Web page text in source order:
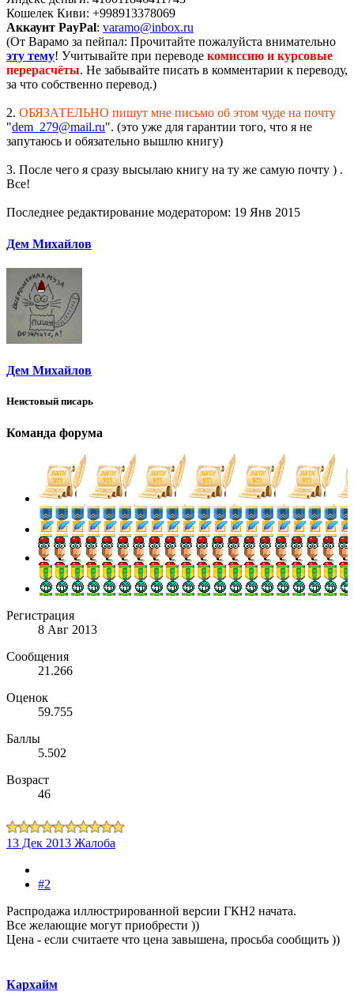
Кошелек Киви: +998913378069
Аккаунт PayPal: varamo@inbox.ru
(От Варамо за пейпал: Прочитайте пожалуйста внимательно
эту тему! Учитывайте при переводе комиссию и курсовые
перерасчёты. Не забывайте писать в комментарии к переводу,
за что собственно перевод.)
2. ОБЯЗАТЕЛЬНО пишут мне письмо об этом чуде на почту
"dem_279@mail.ru". (это уже для гарантии того, что я не
запутаюсь и обязательно вышлю книгу)
3. После чего я сразу высылаю книгу на ту же самую почту ) .
Все!
Последнее редактирование модератором: 19 Янв 2015
Дем Михайлов
Дем Михайлов
Неистовый писарь
Команда форума
Регистрация
8 Авг 2013
Сообщения
21.266
Оценок
59.755
Баллы
5.502
Возраст
46
13 Дек 2013 Жалоба
#2
Распродажа иллюстрированной версии ГКН2 начата.
Все желающие могут приобрести ))
Цена - если считаете что цена завышена, просьба сообщить ))
Кархайм